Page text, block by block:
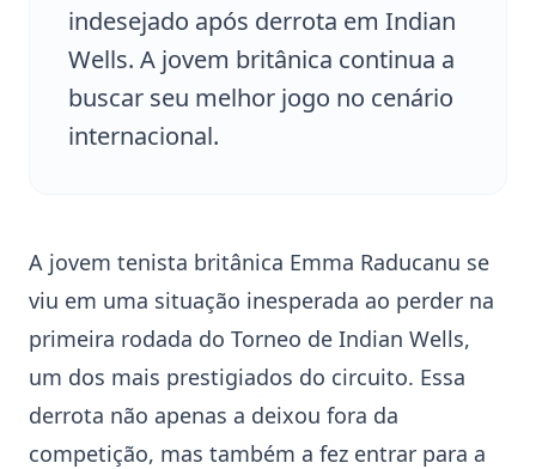
indesejado após derrota em Indian
Wells. A jovem britânica continua a
buscar seu melhor jogo no cenário
internacional.
A jovem tenista britânica Emma Raducanu se
viu em uma situação inesperada ao perder na
primeira rodada do Torneo de Indian Wells,
um dos mais prestigiados do circuito. Essa
derrota não apenas a deixou fora da
competição, mas também a fez entrar para a